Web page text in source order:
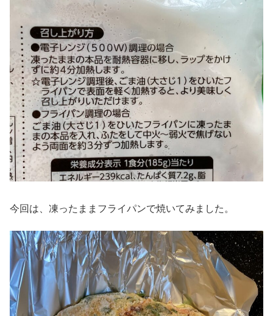
今回は、凍ったままフライパンで焼いてみました。